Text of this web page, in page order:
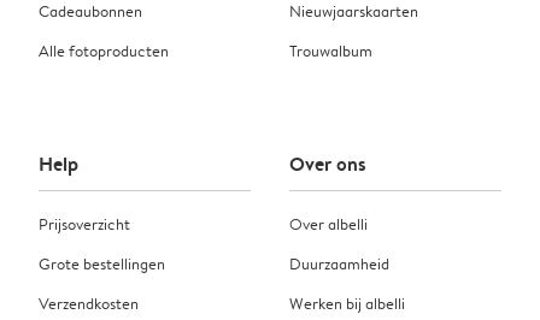
Cadeaubonnen
Alle fotoproducten
Nieuwjaarskaarten
Trouwalbum
Help
Prijsoverzicht
Grote bestellingen
Verzendkosten
Over ons
Over albelli
Duurzaamheid
Werken bij albelli